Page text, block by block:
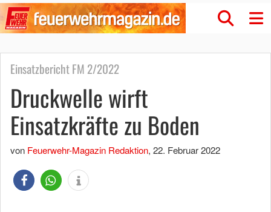
Einsatzbericht FM 2/2022
Druckwelle wirft
Einsatzkräfte zu Boden
von Feuerwehr-Magazin Redaktion, 22. Februar 2022